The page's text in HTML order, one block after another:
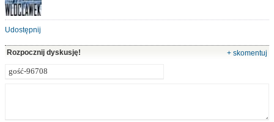
Udostępnij
Rozpocznij dyskusję! + skomentuj